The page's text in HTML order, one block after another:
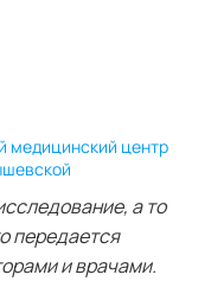
медицинский центр
а то
передается
и врачами.